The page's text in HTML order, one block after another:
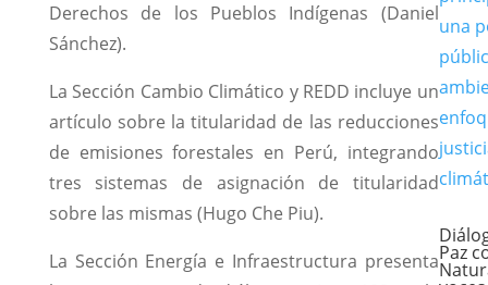
Derechos de los Pueblos Indígenas (Daniel
Sánchez).
La Sección Cambio Climático y REDD incluye un
artículo sobre la titularidad de las reducciones
de emisiones forestales en Perú, integrando
tres sistemas de asignación de titularidad
sobre las mismas (Hugo Che Piu).
La Sección Energía e Infraestructura presentaPaz